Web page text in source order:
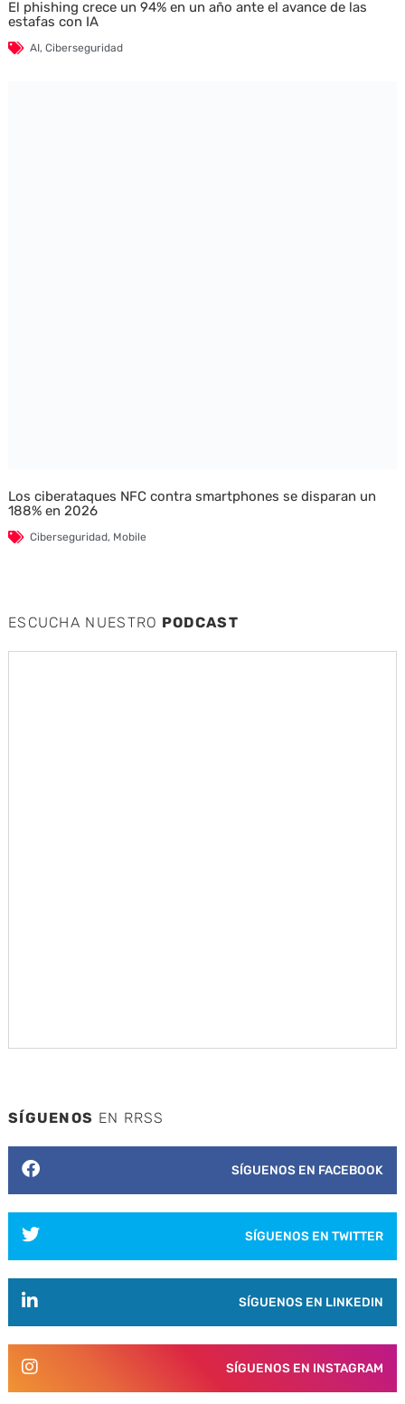
El phishing crece un 94% en un año ante el avance de las
estafas con IA
AI, Ciberseguridad
Los ciberataques NFC contra smartphones se disparan un
188% en 2026
Ciberseguridad, Mobile
ESCUCHA NUESTRO PODCAST
SÍGUENOS EN RRSS
SÍGUENOS EN FACEBOOK
SÍGUENOS EN TWITTER
SÍGUENOS EN LINKEDIN
SÍGUENOS EN INSTAGRAM